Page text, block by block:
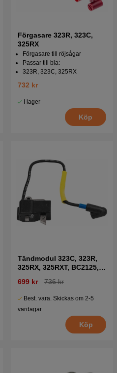
Förgasare 323R, 323C,
325RX
Förgasare till röjsågar
Passar till bla:
323R, 323C, 325RX
732 kr
I lager
Köp
Tändmodul 323C, 323R,
325RX, 325RXT, BC2125,
699 kr 736 kr
Best. vara. Skickas om 2-5
vardagar
Köp